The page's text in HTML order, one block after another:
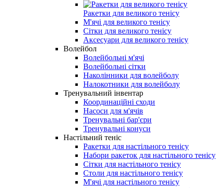
Ракетки для великого тенісу
М'ячі для великого тенісу
Сітки для великого тенісу
Аксесуари для великого тенісу
Волейбол
Волейбольні м'ячі
Волейбольні сітки
Наколінники для волейболу
Налокотники для волейболу
Тренувальний інвентар
Координаційні сходи
Насоси для м'ячів
Тренувальні бар'єри
Тренувальні конуси
Настільний теніс
Ракетки для настільного тенісу
Набори ракеток для настільного тенісу
Сітки для настільного тенісу
Столи для настільного тенісу
М'ячі для настільного тенісу